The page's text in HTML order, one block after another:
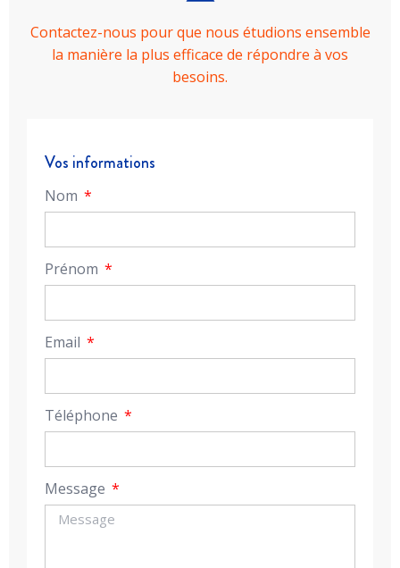
Contactez-nous pour que nous étudions ensemble
la manière la plus efficace de répondre à vos
besoins.
Vos informations
Nom
Prénom
Email
Téléphone
Message